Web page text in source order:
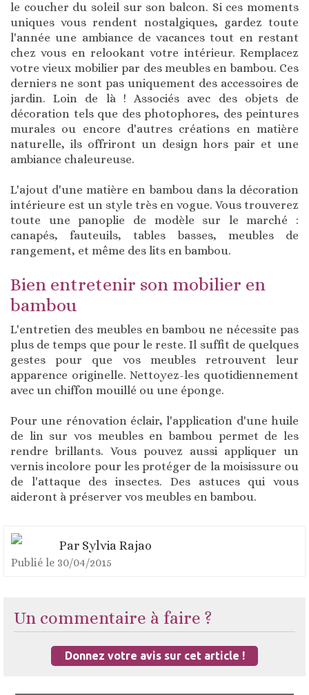
le coucher du soleil sur son balcon. Si ces moments
uniques vous rendent nostalgiques, gardez toute
l'année une ambiance de vacances tout en restant
chez vous en relookant votre intérieur. Remplacez
votre vieux mobilier par des meubles en bambou. Ces
derniers ne sont pas uniquement des accessoires de
jardin. Loin de là ! Associés avec des objets de
décoration tels que des photophores, des peintures
murales ou encore d'autres créations en matière
naturelle, ils offriront un design hors pair et une
ambiance chaleureuse.
L'ajout d'une matière en bambou dans la décoration
intérieure est un style très en vogue. Vous trouverez
toute une panoplie de modèle sur le marché :
canapés, fauteuils, tables basses, meubles de
rangement, et même des lits en bambou.
Bien entretenir son mobilier en
bambou
L'entretien des meubles en bambou ne nécessite pas
plus de temps que pour le reste. Il suffit de quelques
gestes pour que vos meubles retrouvent leur
apparence originelle. Nettoyez-les quotidiennement
avec un chiffon mouillé ou une éponge.
Pour une rénovation éclair, l'application d'une huile
de lin sur vos meubles en bambou permet de les
rendre brillants. Vous pouvez aussi appliquer un
vernis incolore pour les protéger de la moisissure ou
de l'attaque des insectes. Des astuces qui vous
aideront à préserver vos meubles en bambou.
Par Sylvia Rajao
Publié le 30/04/2015
Un commentaire à faire ?
Donnez votre avis sur cet article !